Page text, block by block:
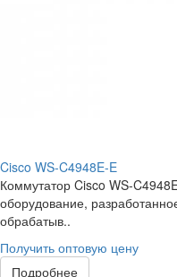
Cisco WS-C4948E-E
Коммутатор Cisco WS-
оборудование,
обрабатыв..
Получить оптовую цену
Подробнее